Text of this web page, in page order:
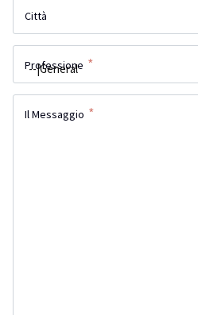
Città
Professione *
Il Messaggio *